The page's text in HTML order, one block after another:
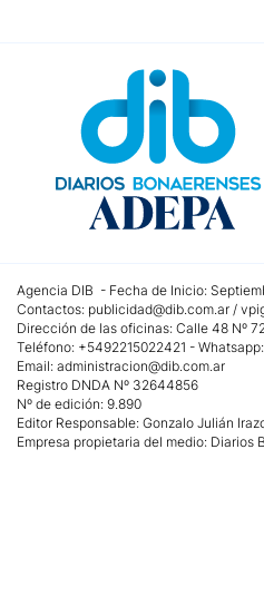
Agencia DIB - Fecha de Inicio:
Contactos: publicidad@dib.com.ar /
Dirección de las oficinas: Calle 48 Nº
Teléfono: +5492215022421 -
Email: administracion@dib.com.ar
Registro DNDA Nº 32644856
Nº de edición: 9.890
Editor Responsable: Gonzalo Julián
Empresa propietaria del medio: Diarios